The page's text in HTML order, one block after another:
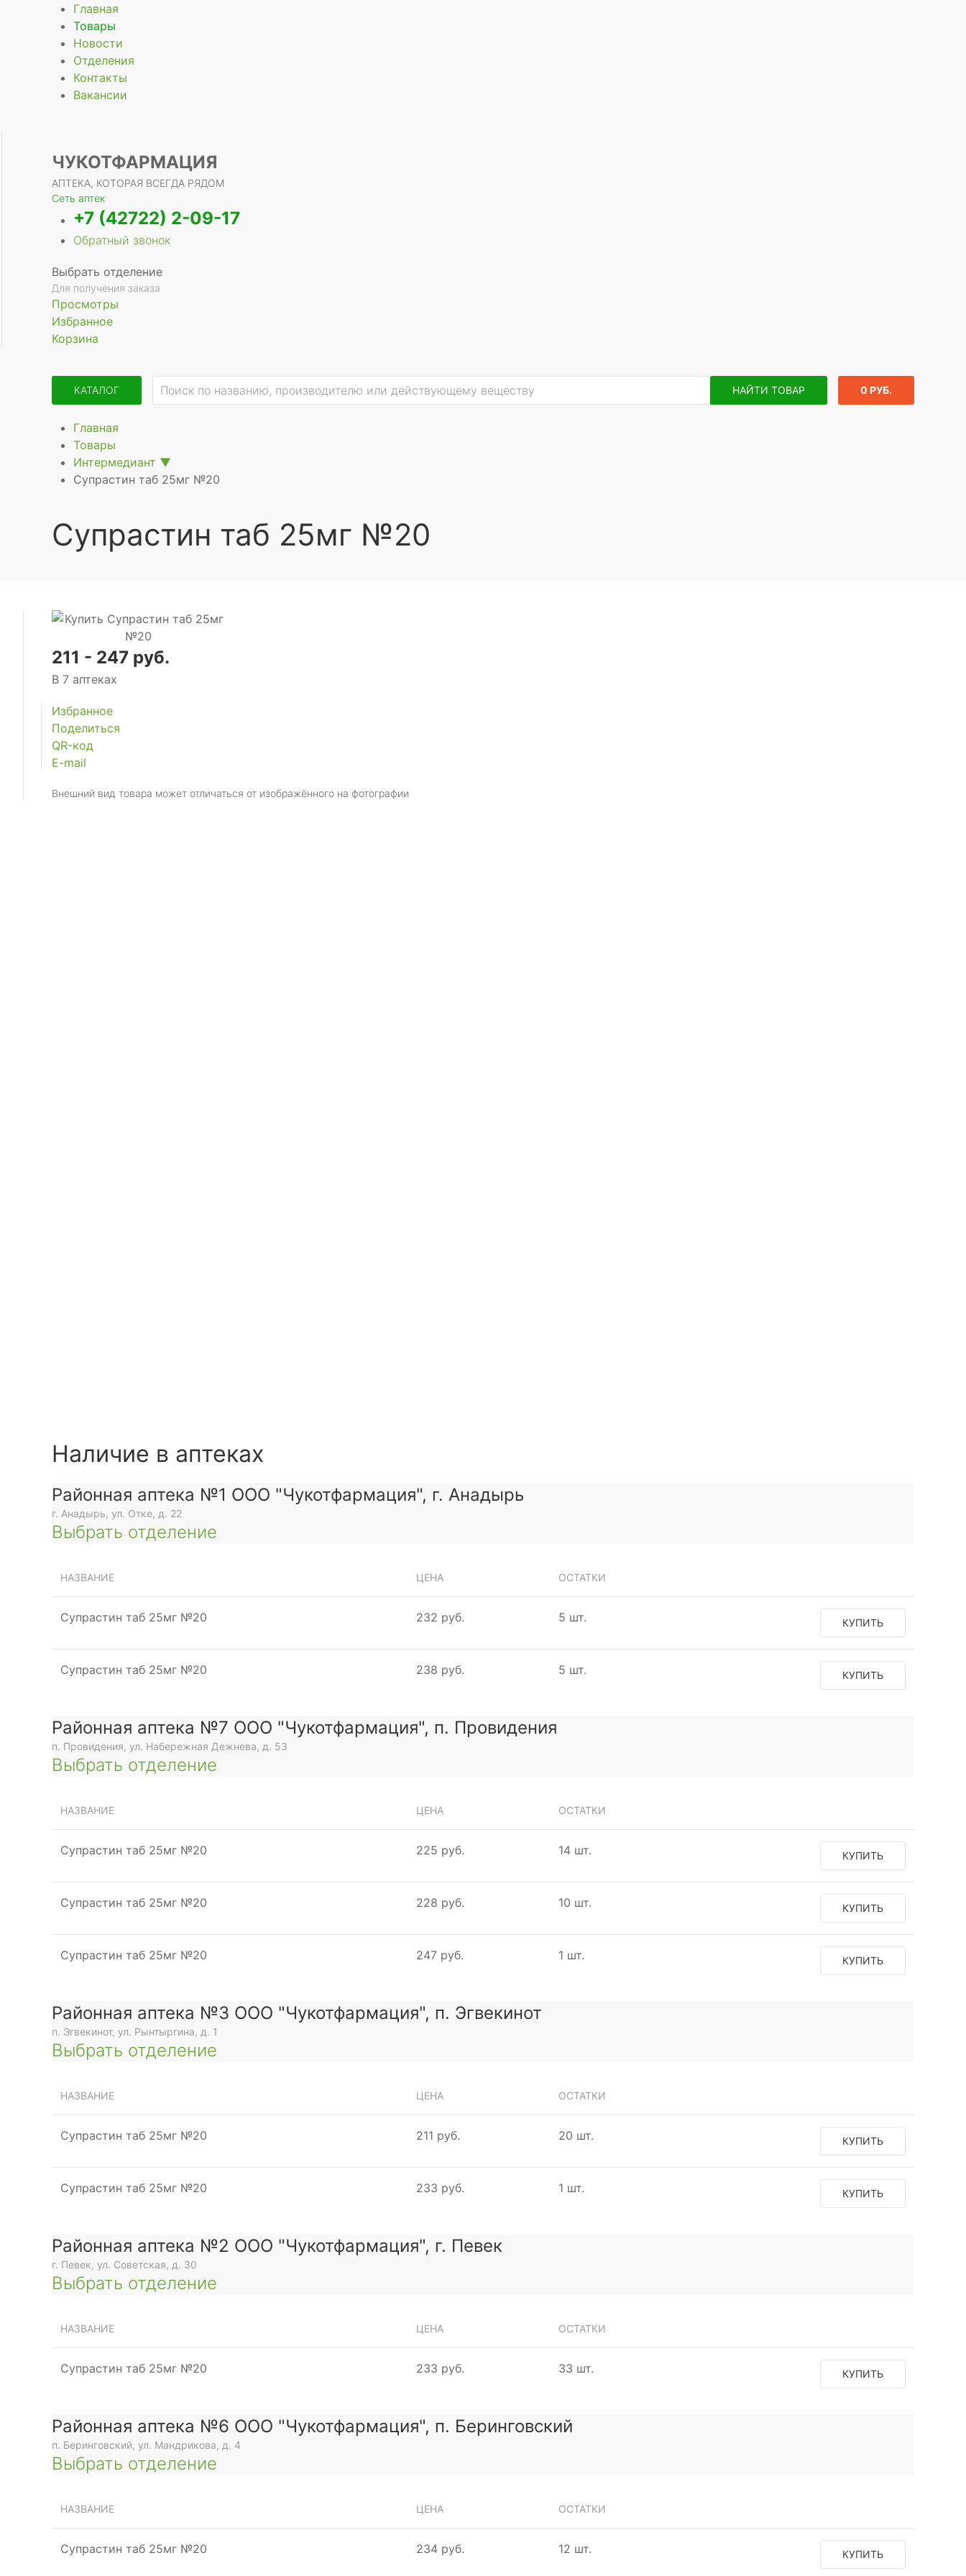
Главная
Товары
Новости
Отделения
Контакты
Вакансии
ЧУКОТФАРМАЦИЯ
АПТЕКА, КОТОРАЯ ВСЕГДА РЯДОМ
Сеть аптек
+7 (42722) 2-09-17
Обратный звонок
Выбрать отделение
Для получения заказа
Просмотры
Избранное
Корзина
КАТАЛОГ НАЙТИ ТОВАР 0 РУБ.
Главная
Товары
Интермедиант ▼
Супрастин таб 25мг №20
Супрастин таб 25мг №20
211 - 247 руб.
В 7 аптеках
Избранное
Поделиться
QR-код
E-mail
Внешний вид товара может отличаться от изображённого на фотографии
Наличие в аптеках
Районная аптека №1 ООО "Чукотфармация", г. Анадырь
г. Анадырь, ул. Отке, д. 22
Выбрать отделение
НАЗВАНИЕ ЦЕНА ОСТАТКИ
Супрастин таб 25мг №20 232 руб. 5 шт. КУПИТЬ
Супрастин таб 25мг №20 238 руб. 5 шт. КУПИТЬ
Районная аптека №7 ООО "Чукотфармация", п. Провидения
п. Провидения, ул. Набережная Дежнева, д. 53
Выбрать отделение
НАЗВАНИЕ ЦЕНА ОСТАТКИ
Супрастин таб 25мг №20 225 руб. 14 шт. КУПИТЬ
Супрастин таб 25мг №20 228 руб. 10 шт. КУПИТЬ
Супрастин таб 25мг №20 247 руб. 1 шт. КУПИТЬ
Районная аптека №3 ООО "Чукотфармация", п. Эгвекинот
п. Эгвекинот, ул. Рынтыргина, д. 1
Выбрать отделение
НАЗВАНИЕ ЦЕНА ОСТАТКИ
Супрастин таб 25мг №20 211 руб. 20 шт. КУПИТЬ
Супрастин таб 25мг №20 233 руб. 1 шт. КУПИТЬ
Районная аптека №2 ООО "Чукотфармация", г. Певек
г. Певек, ул. Советская, д. 30
Выбрать отделение
НАЗВАНИЕ ЦЕНА ОСТАТКИ
Супрастин таб 25мг №20 233 руб. 33 шт. КУПИТЬ
Районная аптека №6 ООО "Чукотфармация", п. Беринговский
п. Беринговский, ул. Мандрикова, д. 4
Выбрать отделение
НАЗВАНИЕ ЦЕНА ОСТАТКИ
Супрастин таб 25мг №20 234 руб. 12 шт. КУПИТЬ